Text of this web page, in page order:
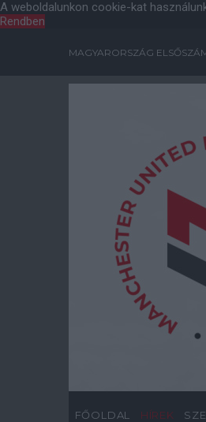
A weboldalunkon cookie-kat
Rendben
MAGYARORSZÁG
FŐOLDAL HÍREK